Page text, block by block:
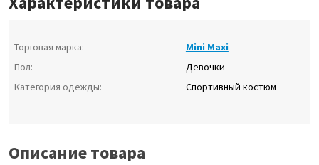
Торговая марка:
Mini Maxi
Пол:
Девочки
Категория одежды:
Спортивный костюм
Описание товара